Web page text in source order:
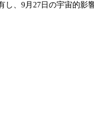
し、9月27日の宇宙的